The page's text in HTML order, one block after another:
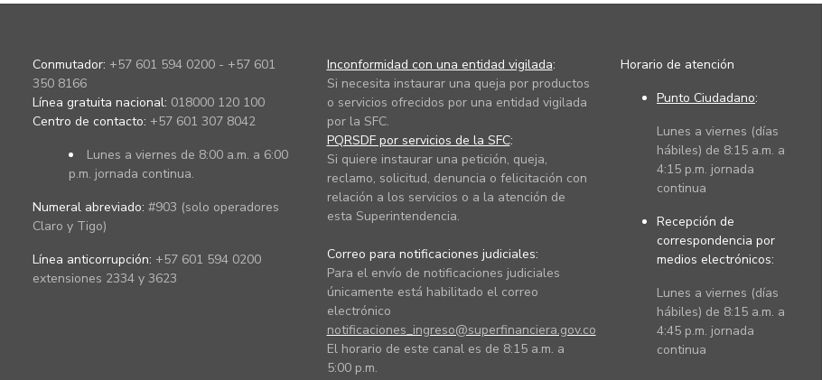
Conmutador: +57 601 594 0200 - +57 601
350 8166
Línea gratuita nacional: 018000 120 100
Centro de contacto: +57 601 307 8042
Lunes a viernes de 8:00 a.m. a 6:00
p.m. jornada continua.
Numeral abreviado: #903 (solo operadores
Claro y Tigo)
Línea anticorrupción: +57 601 594 0200
extensiones 2334 y 3623
Inconformidad con una entidad vigilada:
Si necesita instaurar una queja por productos
o servicios ofrecidos por una entidad vigilada
por la SFC.
PQRSDF por servicios de la SFC:
Si quiere instaurar una petición, queja,
reclamo, solicitud, denuncia o felicitación con
relación a los servicios o a la atención de
esta Superintendencia.
Correo para notificaciones judiciales:
Para el envío de notificaciones judiciales
únicamente está habilitado el correo
electrónico
notificaciones_ingreso@superfinanciera.gov.co
El horario de este canal es de 8:15 a.m. a
5:00 p.m.
Horario de atención
Punto Ciudadano:
Lunes a viernes (días
hábiles) de 8:15 a.m. a
4:15 p.m. jornada
continua
Recepción de
correspondencia por
medios electrónicos:
Lunes a viernes (días
hábiles) de 8:15 a.m. a
4:45 p.m. jornada
continua